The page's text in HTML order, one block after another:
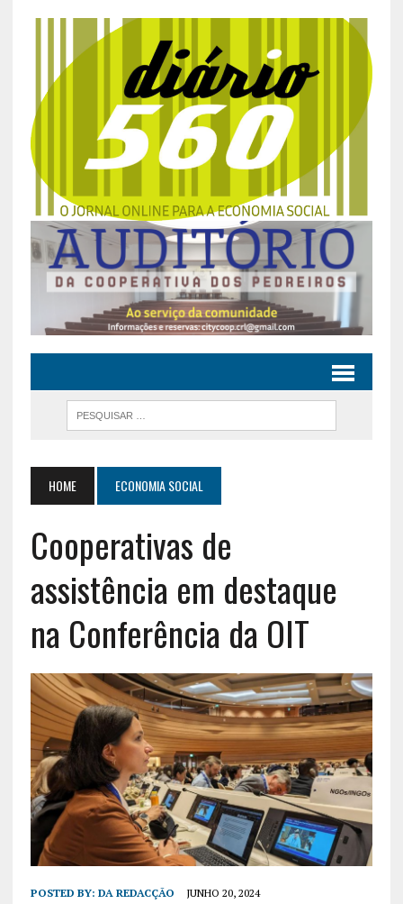
HOME ECONOMIA SOCIAL
Cooperativas de
assistência em destaque
na Conferência da OIT
POSTED BY: DA REDACÇÃO JUNHO 20, 2024